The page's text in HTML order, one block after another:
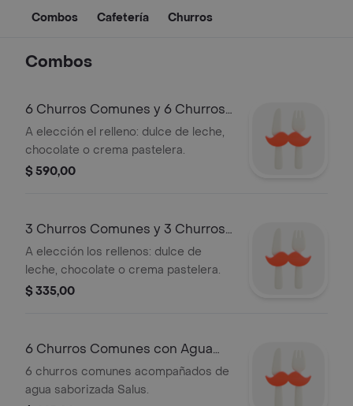
Combos Cafetería Churros
Combos
6 Churros Comunes y 6 Churros
Rellenos
A elección el relleno: dulce de leche,
chocolate o crema pastelera.
$ 590,00
3 Churros Comunes y 3 Churros
Rellenos
A elección los rellenos: dulce de
leche, chocolate o crema pastelera.
$ 335,00
6 Churros Comunes con Agua
Saborizada
6 churros comunes acompañados de
agua saborizada Salus.